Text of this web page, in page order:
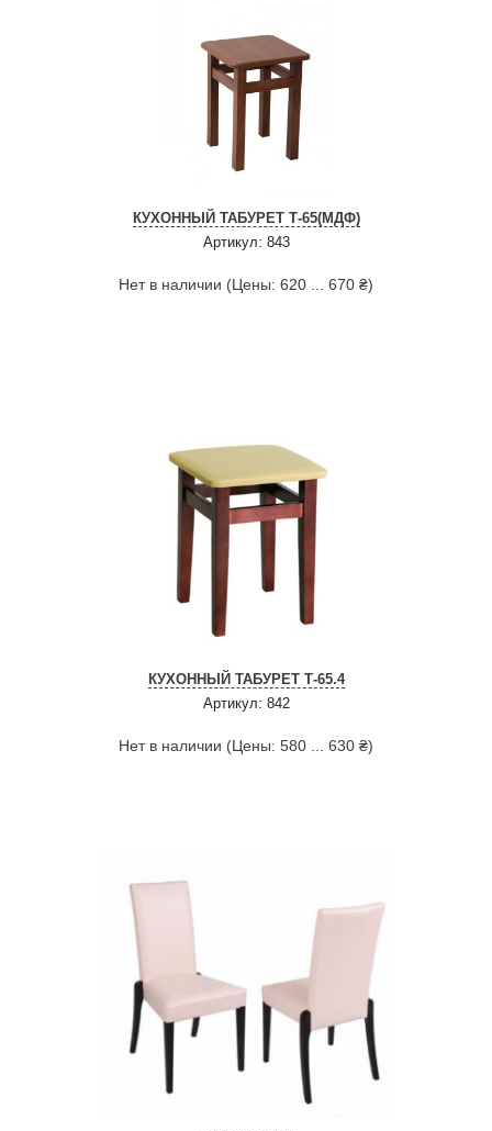
КУХОННЫЙ ТАБУРЕТ Т-65(МДФ)
Артикул: 843
Нет в наличии (Цены: 620 ... 670 ₴)
КУХОННЫЙ ТАБУРЕТ Т-65.4
Артикул: 842
Нет в наличии (Цены: 580 ... 630 ₴)